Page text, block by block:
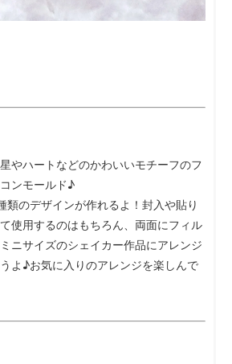
やハートなどのかわいいモチーフのフ
ンモールド♪
類のデザインが作れるよ！封入や貼り
使用するのはもちろん、両面にフィル
ニサイズのシェイカー作品にアレンジ
よ♪お気に入りのアレンジを楽しんで